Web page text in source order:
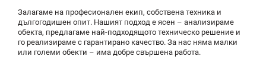
Залагаме на професионален екип, собствена техника и
дългогодишен опит. Нашият подход е ясен – анализираме
обекта, предлагаме най-подходящото техническо решение и
го реализираме с гарантирано качество. За нас няма малки
или големи обекти – има добре свършена работа.